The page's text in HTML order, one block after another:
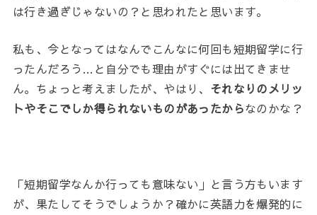
は行き過ぎじゃないの？と思われたと思います。
私も、今となってはなんでこんなに何回も短期留学に行
ったんだろう…と自分でも理由がすぐには出てきませ
ん。ちょっと考えましたが、やはり、 それなりのメリッ
トやそこでしか得られないものがあったからなのかな？
「短期留学なんか行っても意味ない」と言う方もいます
が、果たしてそうでしょうか？確かに英語力を爆発的に